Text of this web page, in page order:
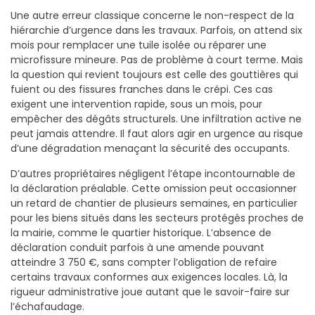
Une autre erreur classique concerne le non-respect de la
hiérarchie d’urgence dans les travaux. Parfois, on attend six
mois pour remplacer une tuile isolée ou réparer une
microfissure mineure. Pas de problème à court terme. Mais
la question qui revient toujours est celle des gouttières qui
fuient ou des fissures franches dans le crépi. Ces cas
exigent une intervention rapide, sous un mois, pour
empêcher des dégâts structurels. Une infiltration active ne
peut jamais attendre. Il faut alors agir en urgence au risque
d’une dégradation menaçant la sécurité des occupants.
D’autres propriétaires négligent l’étape incontournable de
la déclaration préalable. Cette omission peut occasionner
un retard de chantier de plusieurs semaines, en particulier
pour les biens situés dans les secteurs protégés proches de
la mairie, comme le quartier historique. L’absence de
déclaration conduit parfois à une amende pouvant
atteindre 3 750 €, sans compter l’obligation de refaire
certains travaux conformes aux exigences locales. Là, la
rigueur administrative joue autant que le savoir-faire sur
l’échafaudage.